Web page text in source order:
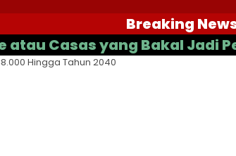
Breaking
Casas yang Bakal Jadi
Hingga Tahun 2040